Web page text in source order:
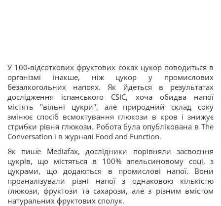
У 100-відсоткових фруктових соках цукор поводиться в
організмі інакше, ніж цукор у промислових
безалкогольних напоях. Як йдеться в результатах
дослідження іспанського CSIC, хоча обидва напої
містять "вільні цукри", але природний склад соку
змінює спосіб всмоктування глюкози в кров і знижує
стрибки рівня глюкози. Робота була опублікована в The
Conversation і в журналі Food and Function.
Як пише Mediafax, дослідники порівняли засвоєння
цукрів, що містяться в 100% апельсиновому соці, з
цукрами, що додаються в промислові напої. Вони
проаналізували різні напої з однаковою кількістю
глюкози, фруктози та сахарози, але з різним вмістом
натуральних фруктових сполук.